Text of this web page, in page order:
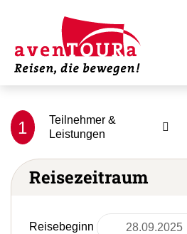
1
Teilnehmer &
Leistungen
Reisezeitraum
Reisebeginn